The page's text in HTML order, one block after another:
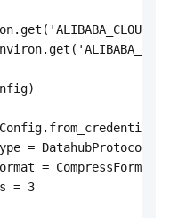
=
=
= 3